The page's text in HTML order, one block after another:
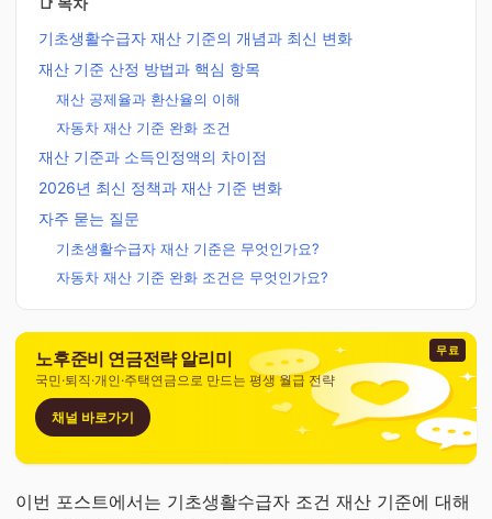
기초생활수급자 재산 기준의 개념과 최신 변화
재산 기준 산정 방법과 핵심 항목
재산 공제율과 환산율의 이해
자동차 재산 기준 완화 조건
재산 기준과 소득인정액의 차이점
2026년 최신 정책과 재산 기준 변화
자주 묻는 질문
기초생활수급자 재산 기준은 무엇인가요?
자동차 재산 기준 완화 조건은 무엇인가요?
무료
노후준비 연금전략 알리미
국민·퇴직·개인·주택연금으로 만드는 평생 월급 전략
채널 바로가기
이번 포스트에서는 기초생활수급자 조건 재산 기준에 대해